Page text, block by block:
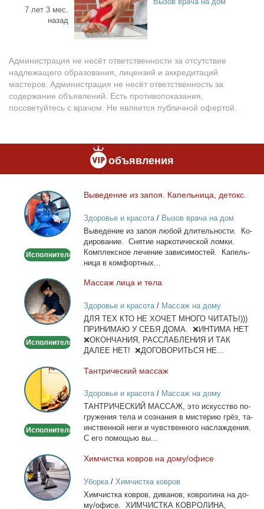
7 лет 3 мес.
назад
Администрация не несёт ответственности за отсутствие
надлежащего образования, лицензий и аккредитаций
мастеров. Администрация не несёт ответственность за
содержание объявлений. Есть противопоказания,
посоветуйтесь с врачом. Не является публичной офертой.
объявления
Выведение
из
запоя.
Капельница,
Исполнитель
Вы­ве­де­ние из за­поя. Ка­пель­ни­ца, де­токс.
Здоровье и красота/ Вызов врача на дом
Вы­ве­де­ние из за­поя лю­бой дли­тель­но­сти. Ко­
ди­ро­ва­ние. Сня­тие нар­ко­ти­че­ской лом­ки.
Ком­плекс­ное ле­че­ние за­ви­си­мо­стей. Ка­пель­
ни­ца в ком­форт­ных...
Массаж
лица
и
тела
Исполнитель
Мас­саж ли­ца и те­ла
Здоровье и красота/ Массаж на дому
ДЛЯ ТЕХ КТО НЕ ХОЧЕТ МНОГО ЧИТАТЬ!)))
ПРИНИМАЮ У СЕБЯ ДОМА. ❌ИНТИМА НЕТ
❌ОКОНЧАНИЯ, РАССЛАБЛЕНИЯ И ТАК
ДАЛЕЕ НЕТ! ❌ДОГОВОРИТЬСЯ НЕ...
Тантрический
массаж
Исполнитель
Тан­три­че­ский мас­саж
Здоровье и красота/ Массаж на дому
ТАНТРИЧЕСКИЙ МАССАЖ, это ис­кус­ство по­
гру­же­ния те­ла и со­зна­ния в ми­сте­рию грёз, та­
ин­ствен­ной неги и чув­ствен­но­го на­сла­жде­ния.
С его по­мо­щью вы...
Химчистка
ковров
на
дому/
Хим­чист­ка ков­ров на до­му/офи­се
Уборка/ Химчистка ковров
Хим­чист­ка ков­ров, ди­ва­нов, ков­ро­ли­на на до­
му/офи­се. ХИМЧИСТКА КОВРОЛИНА,